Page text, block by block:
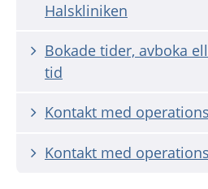
Halskliniken
Bokade tider, avboka
tid
Kontakt med
Kontakt med